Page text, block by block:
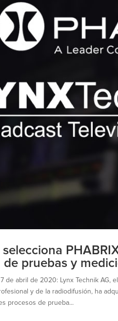
selecciona
pruebas y
de abril de 2020: Lynx Technik AG,
y de la radiodifusión, ha
procesos de prueba...